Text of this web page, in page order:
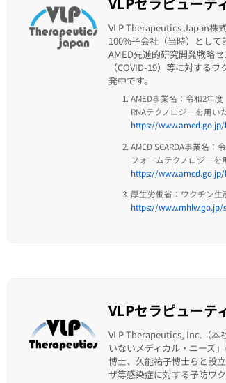
VLP Therapeutics Japan株
100%子会社（当時）として
AMED先進的研究開発戦略セ
（COVID-19）等に対する
発中です。
AMED事業名：令和2年
RNAテクノロジーを用い
https://www.amed.go.jp/
AMED SCARDA事業名
フォームテクノロジーを
https://www.amed.go.jp/
厚生労働省：ワクチン
https://www.mhlw.go.jp/
VLPセラピューテ
VLP Therapeutics, Inc.（本
いないメディカル・ニーズ
博士、久能祐子博士らと設
ザ等感染症に対する予防ワ